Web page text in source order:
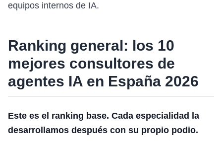
equipos internos de IA.
Ranking general: los 10
mejores consultores de
agentes IA en España 2026
Este es el ranking base. Cada especialidad la
desarrollamos después con su propio podio.